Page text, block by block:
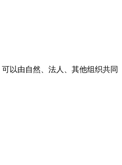
以由自然、法人、其他组织共同